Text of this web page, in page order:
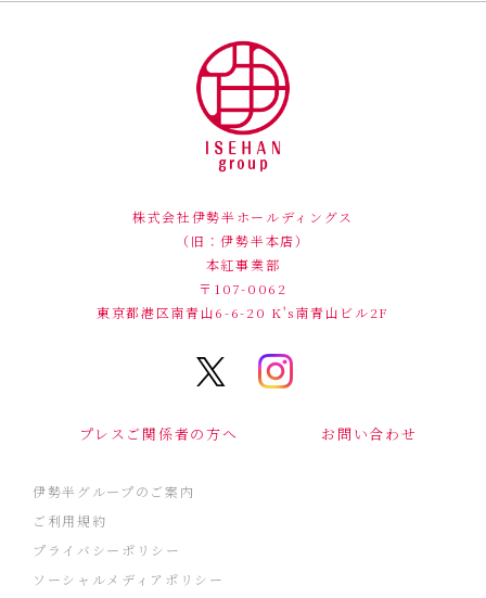
株式会社伊勢半ホールディングス
（旧：伊勢半本店）
本紅事業部
〒107-0062
東京都港区南青山6-6-20 K's南青山ビル2F
プレスご関係者の方へ お問い合わせ
伊勢半グループのご案内
ご利用規約
プライバシーポリシー
ソーシャルメディアポリシー